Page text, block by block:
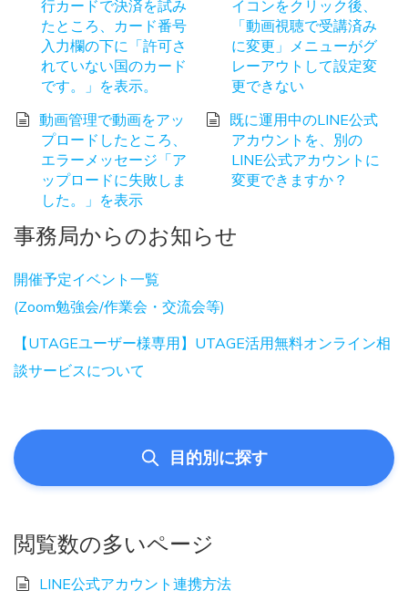
行カードで決済を試み
たところ、カード番号
入力欄の下に「許可さ
れていない国のカード
です。」を表示。
イコンをクリック後、
「動画視聴で受講済み
に変更」メニューがグ
レーアウトして設定変
更できない
動画管理で動画をアッ
プロードしたところ、
エラーメッセージ「ア
ップロードに失敗しま
した。」を表示
既に運用中のLINE公式
アカウントを、別の
LINE公式アカウントに
変更できますか？
事務局からのお知らせ
開催予定イベント一覧
(Zoom勉強会/作業会・交流会等)
【UTAGEユーザー様専用】UTAGE活用無料オンライン相
談サービスについて
目的別に探す
閲覧数の多いページ
LINE公式アカウント連携方法